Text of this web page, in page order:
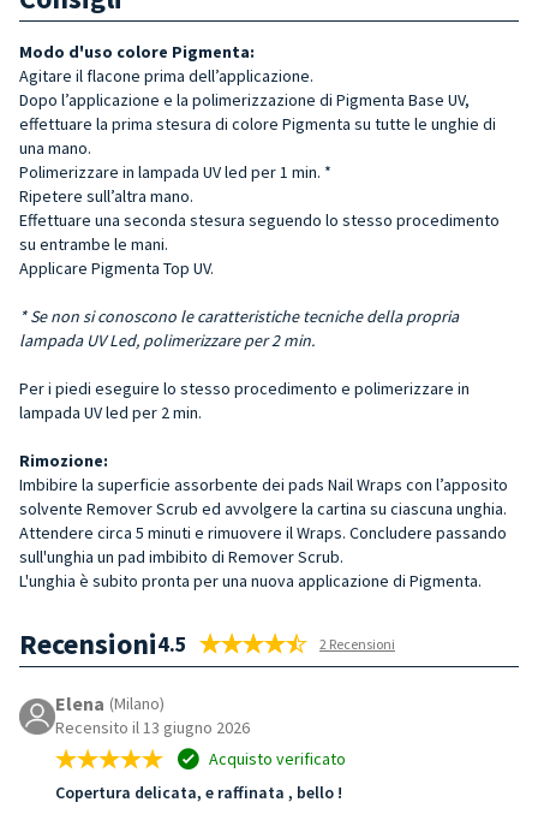
Modo d'uso colore Pigmenta:
Agitare il flacone prima dell’applicazione.
Dopo l’applicazione e la polimerizzazione di Pigmenta Base UV,
effettuare la prima stesura di colore Pigmenta su tutte le unghie di
una mano.
Polimerizzare in lampada UV led per 1 min. *
Ripetere sull’altra mano.
Effettuare una seconda stesura seguendo lo stesso procedimento
su entrambe le mani.
Applicare Pigmenta Top UV.
* Se non si conoscono le caratteristiche tecniche della propria
lampada UV Led, polimerizzare per 2 min.
Per i piedi eseguire lo stesso procedimento e polimerizzare in
lampada UV led per 2 min.
Rimozione:
Imbibire la superficie assorbente dei pads Nail Wraps con l’apposito
solvente Remover Scrub ed avvolgere la cartina su ciascuna unghia.
Attendere circa 5 minuti e rimuovere il Wraps. Concludere passando
sull'unghia un pad imbibito di Remover Scrub.
L'unghia è subito pronta per una nuova applicazione di Pigmenta.
Recensioni4.5 2 Recensioni
Elena (Milano)
Recensito il 13 giugno 2026
Acquisto verificato
Copertura delicata, e raffinata , bello !